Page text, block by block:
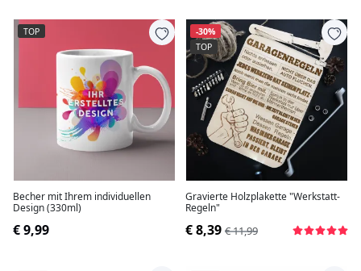
TOP
Becher mit Ihrem individuellen
Design (330ml)
€ 9,99
-30%
TOP
Gravierte Holzplakette "Werkstatt-
Regeln"
€ 8,39 € 11,99